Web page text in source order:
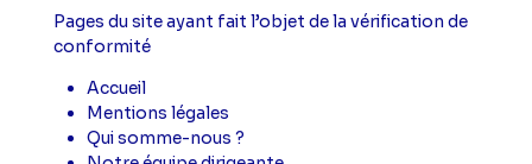
Pages du site ayant fait l’objet de la vérification de
conformité
Accueil
Mentions légales
Qui somme-nous ?